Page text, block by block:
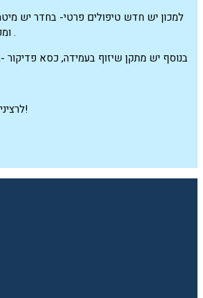
למכון יש חדש טיפולים פרטי- בחדר יש
ומכשיר להסרת שיער בליזר.
בנוסף יש מתקן שיזוף בעמידה, כסא פדיקור -
לרציניים בלבד! הזדמנות נדירה!